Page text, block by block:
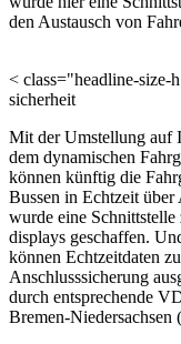
den Austausch von
< class="headline-
sicherheit
Mit der Umstellung
dem dynamischen
können künftig die
Bussen in Echtzeit
wurde eine
displays geschaffen.
können Echtzeitdaten
Anschlusssicherung
durch entsprechende
Bremen-